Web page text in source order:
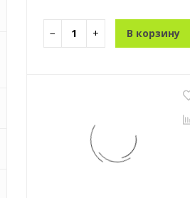
− + В корзину